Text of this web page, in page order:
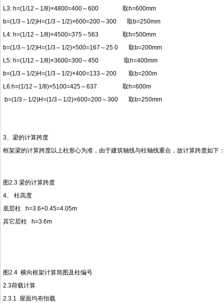
L3: h=(1/12～1/8)×4800=400～600 取h=600mm
b=(1/3～1/2)H=(1/3～1/2)×600=200～300 取b=250mm
L4: h=(1/12～1/8)×4500=375～563 取h=500mm
b=(1/3～1/2)H=(1/3～1/2)×500=167～25 0 取b=200mm
L5: h=(1/12～1/8)×3600=300～450 取h=400mm
b=(1/3～1/2)H=(1/3～1/2)×400=133～200 取b=200m
L6:h=(1/12～1/8)×5100=425～637 取h=600m
b=(1/3～1/2)H=(1/3～1/2)×600=200～300 取b=250mm
3、梁的计算跨度
框架梁的计算跨度以上柱形心为准，由于建筑轴线与柱轴线重合，故计算跨度如下
图2.3 梁的计算跨度
4、 柱高度
底层柱 h=3.6+0.45=4.05m
其它层柱 h=3.6m
图2.4 横向框架计算简图及柱编号
2.3荷载计算
2.3.1 屋面均布恒载